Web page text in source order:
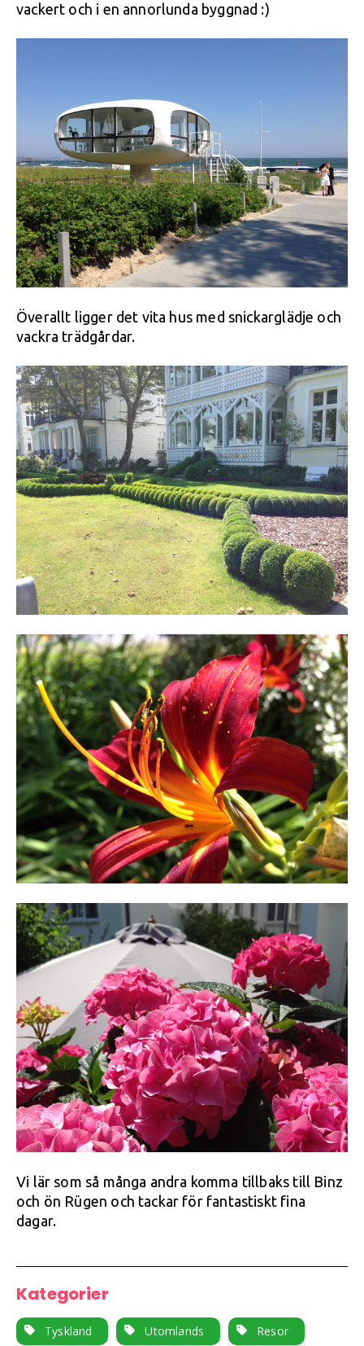
vackert och i en annorlunda byggnad :)
Överallt ligger det vita hus med snickarglädje och
vackra trädgårdar.
Vi lär som så många andra komma tillbaks till Binz
och ön Rügen och tackar för fantastiskt fina
dagar.
Kategorier
Tyskland Utomlands Resor